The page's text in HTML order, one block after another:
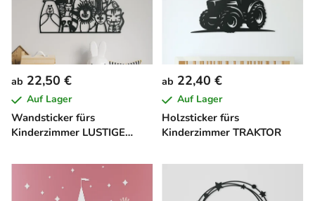
Wandsticker fürs
Kinderzimmer LUSTIGE
ab 22,50 €
Auf Lager
Holzsticker fürs
Kinderzimmer TRAKTOR
ab 22,40 €
Auf Lager